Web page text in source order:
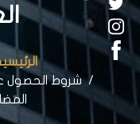
شروط الحصول